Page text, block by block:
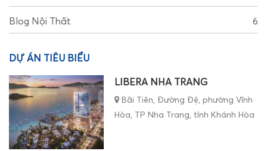
Blog Nội Thất 6
DỰ ÁN TIÊU BIỂU
LIBERA NHA TRANG
Bãi Tiên, Đường Đệ, phường Vĩnh
Hòa, TP Nha Trang, tỉnh Khánh Hòa